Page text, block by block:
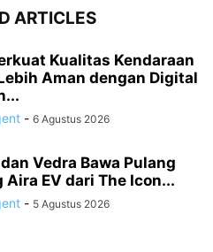
ARTICLES
Kualitas Kendaraan
Aman dengan Digital
- 6 Agustus 2026
Vedra Bawa Pulang
Aira EV dari The Icon...
- 5 Agustus 2026